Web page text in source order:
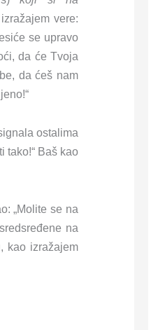
vere:
se upravo
da će Tvoja
da ćeš nam
ostalima
tako!“ Baš kao
„Molite se na
na
kao izražajem